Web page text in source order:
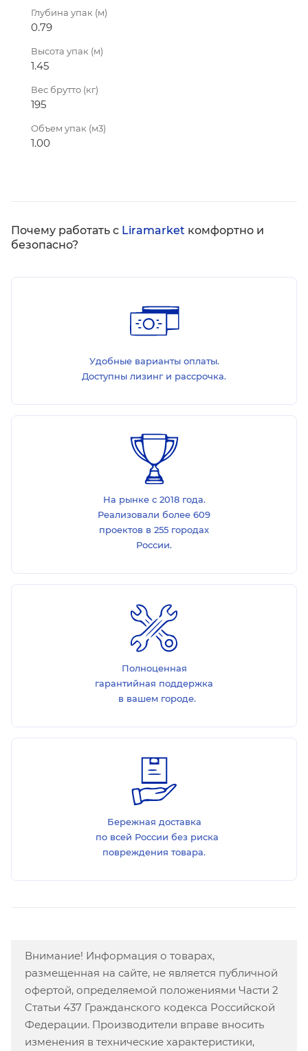
Глубина упак (м)
0.79
Высота упак (м)
1.45
Вес брутто (кг)
195
Объем упак (м3)
1.00
Почему работать с Liramarket комфортно и
безопасно?
Удобные варианты оплаты.
Доступны лизинг и рассрочка.
На рынке с 2018 года.
Реализовали более 609
проектов в 255 городах
России.
Полноценная
гарантийная поддержка
в вашем городе.
Бережная доставка
по всей России без риска
повреждения товара.
Внимание! Информация о товарах,
размещенная на сайте, не является публичной
офертой, определяемой положениями Части 2
Статьи 437 Гражданского кодекса Российской
Федерации. Производители вправе вносить
изменения в технические характеристики,